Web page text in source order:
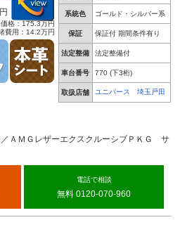
系統色 ゴールド・シルバー系
保証 保証付 期間条件有り
法定整備 法定整備付
車台番号 770 (下3桁)
取扱店舗 ユニバース 埼玉戸田
格：175.3万円
費用：14.2万円
／ＡＭＧレザーエクスクルーシブＰＫＧ サ
電話で相談
無料 0120-070-960